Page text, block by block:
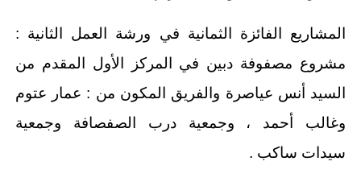
المشاريع الفائزة الثمانية في ورشة العمل الثانية :
مشروع مصفوفة دبين في المركز الأول المقدم من
السيد أنس عياصرة والفريق المكون من : عمار عتوم
وغالب أحمد ، وجمعية درب الصفصافة وجمعية
سيدات ساكب .